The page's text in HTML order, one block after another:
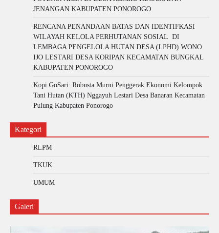
JENANGAN KABUPATEN PONOROGO
RENCANA PENANDAAN BATAS DAN IDENTIFKASI
WILAYAH KELOLA PERHUTANAN SOSIAL DI
LEMBAGA PENGELOLA HUTAN DESA (LPHD) WONO
IJO LESTARI DESA KORIPAN KECAMATAN BUNGKAL
KABUPATEN PONOROGO
Kopi GoSari: Robusta Murni Penggerak Ekonomi Kelompok
Tani Hutan (KTH) Nggayuh Lestari Desa Banaran Kecamatan
Pulung Kabupaten Ponorogo
Kategori
RLPM
TKUK
UMUM
Galeri